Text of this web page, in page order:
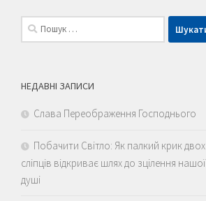
Пошук:
НЕДАВНІ ЗАПИСИ
Слава Переображення Господнього
Побачити Світло: Як палкий крик двох
сліпців відкриває шлях до зцілення нашої
душі